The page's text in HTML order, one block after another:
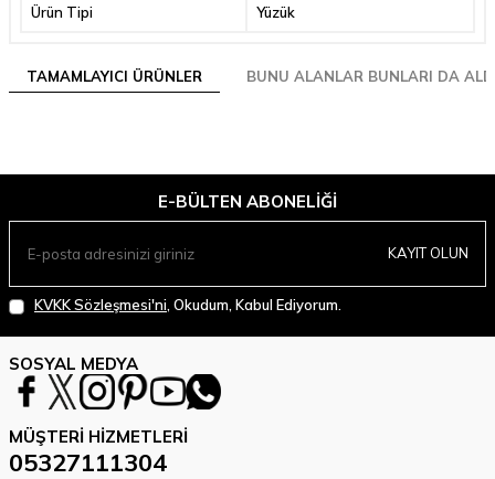
Ürün Tipi Yüzük
TAMAMLAYICI ÜRÜNLER BUNU ALANLAR BUNLARI DA
E-BÜLTEN ABONELIĞI
KAYIT OLUN
KVKK Sözleşmesi'ni , Okudum, Kabul Ediyorum.
SOSYAL MEDYA
MÜŞTERI HIZMETLERI
05327111304